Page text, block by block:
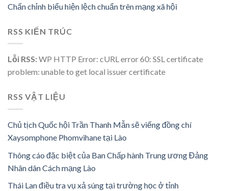
Chấn chỉnh biểu hiện lệch chuẩn trên mạng xã hội
RSS KIẾN TRÚC
Lỗi RSS:WP HTTP Error: cURL error 60: SSL certificate
problem: unable to get local issuer certificate
RSS VẬT LIỆU
Chủ tịch Quốc hội Trần Thanh Mẫn sẽ viếng đồng chí
Xaysomphone Phomvihane tại Lào
Thông cáo đặc biệt của Ban Chấp hành Trung ương Đảng
Nhân dân Cách mạng Lào
Thái Lan điều tra vụ xả súng tại trường học ở tỉnh